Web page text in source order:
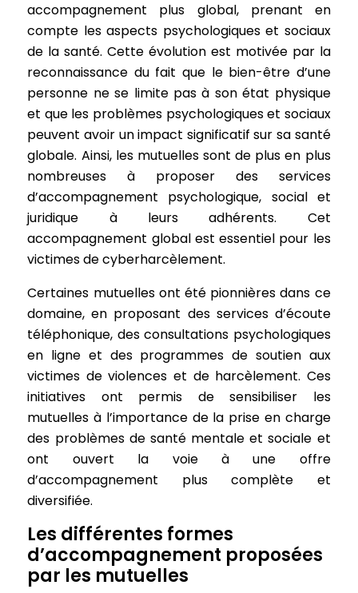
accompagnement plus global, prenant en
compte les aspects psychologiques et sociaux
de la santé. Cette évolution est motivée par la
reconnaissance du fait que le bien-être d’une
personne ne se limite pas à son état physique
et que les problèmes psychologiques et sociaux
peuvent avoir un impact significatif sur sa santé
globale. Ainsi, les mutuelles sont de plus en plus
nombreuses à proposer des services
d’accompagnement psychologique, social et
juridique à leurs adhérents. Cet
accompagnement global est essentiel pour les
victimes de cyberharcèlement.
Certaines mutuelles ont été pionnières dans ce
domaine, en proposant des services d’écoute
téléphonique, des consultations psychologiques
en ligne et des programmes de soutien aux
victimes de violences et de harcèlement. Ces
initiatives ont permis de sensibiliser les
mutuelles à l’importance de la prise en charge
des problèmes de santé mentale et sociale et
ont ouvert la voie à une offre
d’accompagnement plus complète et
diversifiée.
Les différentes formes
d’accompagnement proposées
par les mutuelles